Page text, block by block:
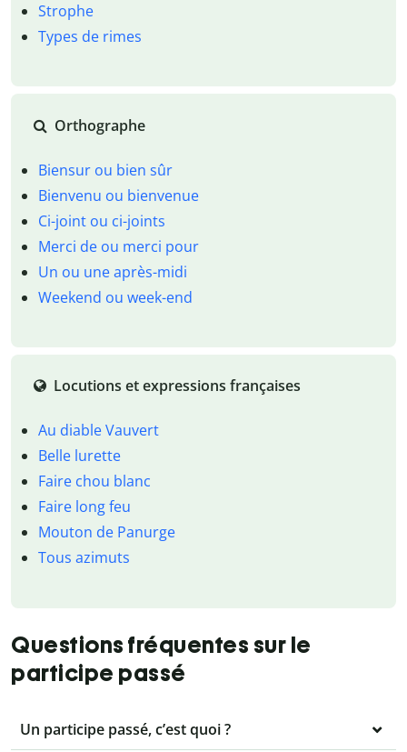
Strophe
Types de rimes
Orthographe
Biensur ou bien sûr
Bienvenu ou bienvenue
Ci-joint ou ci-joints
Merci de ou merci pour
Un ou une après-midi
Weekend ou week-end
Locutions et expressions françaises
Au diable Vauvert
Belle lurette
Faire chou blanc
Faire long feu
Mouton de Panurge
Tous azimuts
Questions fréquentes sur le
participe passé
Un participe passé, c’est quoi ?